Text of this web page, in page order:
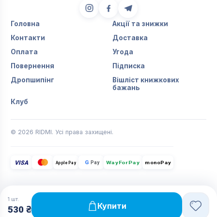
1 шт.
530 ₴ Купити
Головна
Акції та знижки
Контакти
Доставка
Оплата
Угода
Повернення
Підписка
Дропшипінг
Вішліст книжкових
бажань
Клуб
© 2026 RIDMI. Усі права захищені.
VISA Apple Pay G Pay WayForPay monoPay